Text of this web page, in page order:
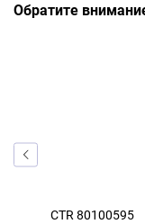
Обратите
CTR 80100595